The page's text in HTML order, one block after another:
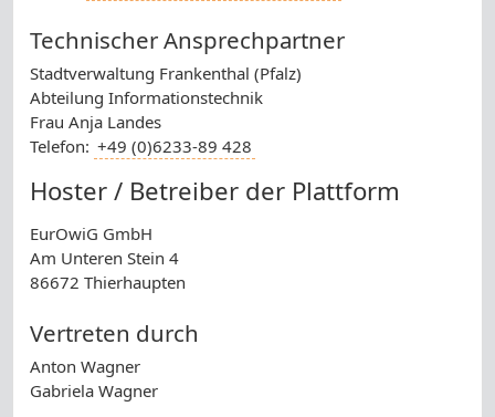
Technischer Ansprechpartner
Stadtverwaltung Frankenthal (Pfalz)
Abteilung Informationstechnik
Frau Anja Landes
Telefon: +49 (0)6233-89 428
Hoster / Betreiber der Plattform
EurOwiG GmbH
Am Unteren Stein 4
86672 Thierhaupten
Vertreten durch
Anton Wagner
Gabriela Wagner